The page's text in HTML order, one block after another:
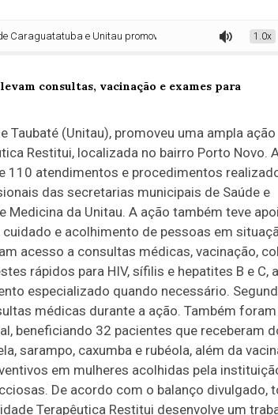
e Unitau promovem ação de saúde e levam 1.0x
Taubaté (Unitau), promoveu uma ampla
Restitui, localizada no bairro Porto Novo.
110 atendimentos e procedimentos
das secretarias municipais de Saúde e
da Unitau. A ação também teve
e acolhimento de pessoas em
acesso a consultas médicas, vacinação,
rápidos para HIV, sífilis e hepatites B e C,
especializado quando necessário.
médicas durante a ação. Também foram
beneficiando 32 pacientes que receberam
sarampo, caxumba e rubéola, além da
em mulheres acolhidas pela
De acordo com o balanço divulgado,
Terapêutica Restitui desenvolve um